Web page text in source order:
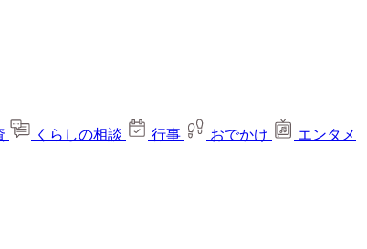
くらしの相談 行事 おでかけ
エンタメ